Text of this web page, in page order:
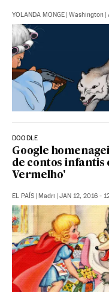
YOLANDA MONGE | Washington |
DOODLE
Google
de contos infantis
Vermelho'
EL PAÍS | Madri | JAN 12, 2016 -